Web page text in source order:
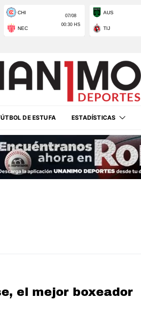
DE ESTUFA ESTADÍSTICAS
el mejor boxeador